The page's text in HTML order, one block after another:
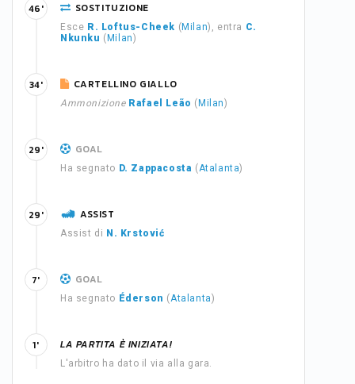
SOSTITUZIONE
Esce R. Loftus-Cheek ( Milan), entra C.
Nkunku ( Milan)
46'
CARTELLINO GIALLO
Ammonizione Rafael Leão ( Milan)
34'
GOAL
Ha segnato D. Zappacosta (Atalanta)
29'
ASSIST
Assist di N. Krstović
29'
GOAL
Ha segnato Éderson (Atalanta)
7'
LA PARTITA È INIZIATA!
L'arbitro ha dato il via alla gara.
1'